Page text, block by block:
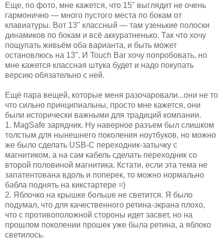
Еще, по фото, мне кажется, что 15" выглядит не очень
гармонично — много пустого места по бокам от
клавиатуры. Вот 13" классный — там узенькие полоски
динамиков по бокам и всё аккуратненько. Так что хочу
пощупать живьём оба варианта, и быть может
остановлюсь на 13". И Touch Bar хочу попробовать, но
мне кажется классная штука будет и надо покупать
версию обязательно с ней.
Ещё пара вещей, которые меня разочаровали...они не то
что сильно принципиальны, просто мне кажется, они
были исторически важными для традиций компании.
1. MagSafe зарядник. Ну наверное разъем был слишком
толстым для нынешнего поколения ноутбуков, но можно
же было сделать USB-C переходник-затычку с
магнитиком, а на сам кабель сделать переходник со
второй половиной магнитика. Кстати, если эта тема не
запатентована вдоль и поперек, то можно нормально
бабла поднять на кикстартере =)
2. Яблочко на крышке больше не светится. Я было
подумал, что для качественного ретина-экрана плохо,
что с противоположной стороны идет засвет, но на
прошлом поколении прошек уже была ретина, а яблоко
светилось.